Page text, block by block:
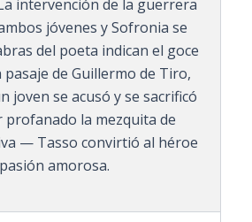
intervención de la guerrera
jóvenes y Sofronia se
del poeta indican el goce
de Guillermo de Tiro,
joven se acusó y se sacrificó
la mezquita de
— Tasso convirtió al héroe
amorosa.